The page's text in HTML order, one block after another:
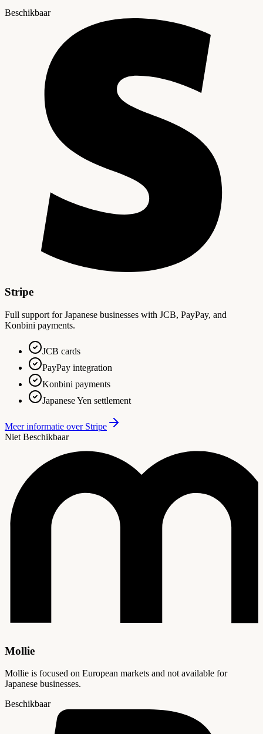
Beschikbaar
Stripe
Full support for Japanese businesses with JCB, PayPay, and
Konbini payments.
JCB cards
PayPay integration
Konbini payments
Japanese Yen settlement
Meer informatie over Stripe
Niet Beschikbaar
Mollie
Mollie is focused on European markets and not available for
Japanese businesses.
Beschikbaar